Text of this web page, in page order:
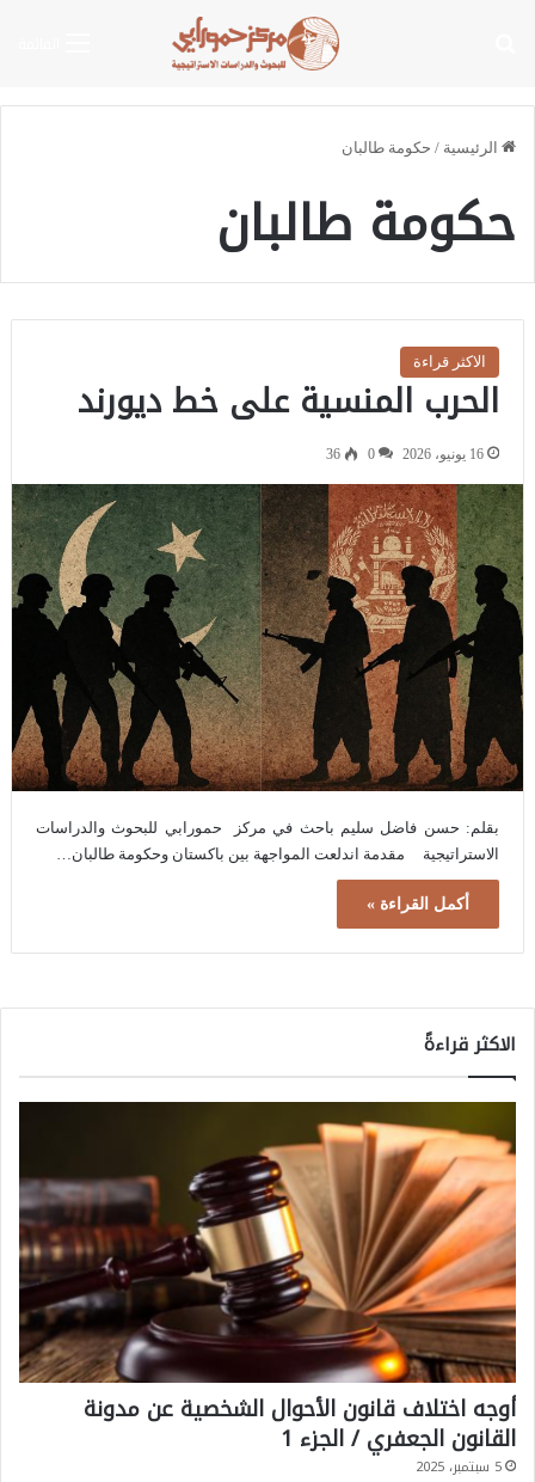
الرئيسية / حكومة طالبان
حكومة طالبان
الاكثر قراءة
الحرب المنسية على خط ديورند
16 يونيو، 2026 0
36
بقلم: حسن فاضل سليم باحث في مركز حمورابي للبحوث والدراسات
الاستراتيجية مقدمة اندلعت المواجهة بين باكستان وحكومة طالبان…
أكمل القراءة »
الاكثر قراءةً
أوجه اختلاف قانون الأحوال الشخصية عن مدونة
القانون الجعفري / الجزء 1
5 سبتمبر، 2025